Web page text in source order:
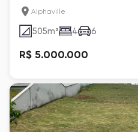
Alphaville
505m² 4 6
R$ 5.000.000